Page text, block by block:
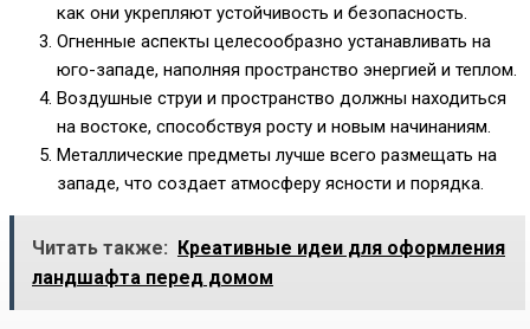
как они укрепляют устойчивость и безопасность.
Огненные аспекты целесообразно устанавливать на
юго-западе, наполняя пространство энергией и теплом.
Воздушные струи и пространство должны находиться
на востоке, способствуя росту и новым начинаниям.
Металлические предметы лучше всего размещать на
западе, что создает атмосферу ясности и порядка.
Читать также: Креативные идеи для оформления
ландшафта перед домом